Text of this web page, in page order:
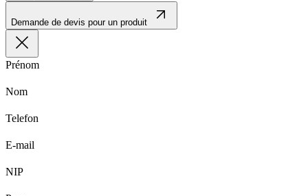
Demande de devis pour un produit
Prénom
Nom
Telefon
E-mail
NIP